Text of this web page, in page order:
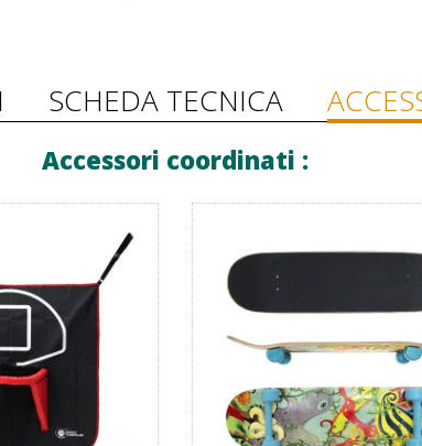
SCHEDA TECNICA
Accessori coordinati :